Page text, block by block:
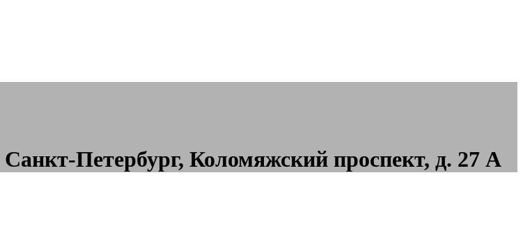
Петербург, Коломяжский проспект, д. 27 А